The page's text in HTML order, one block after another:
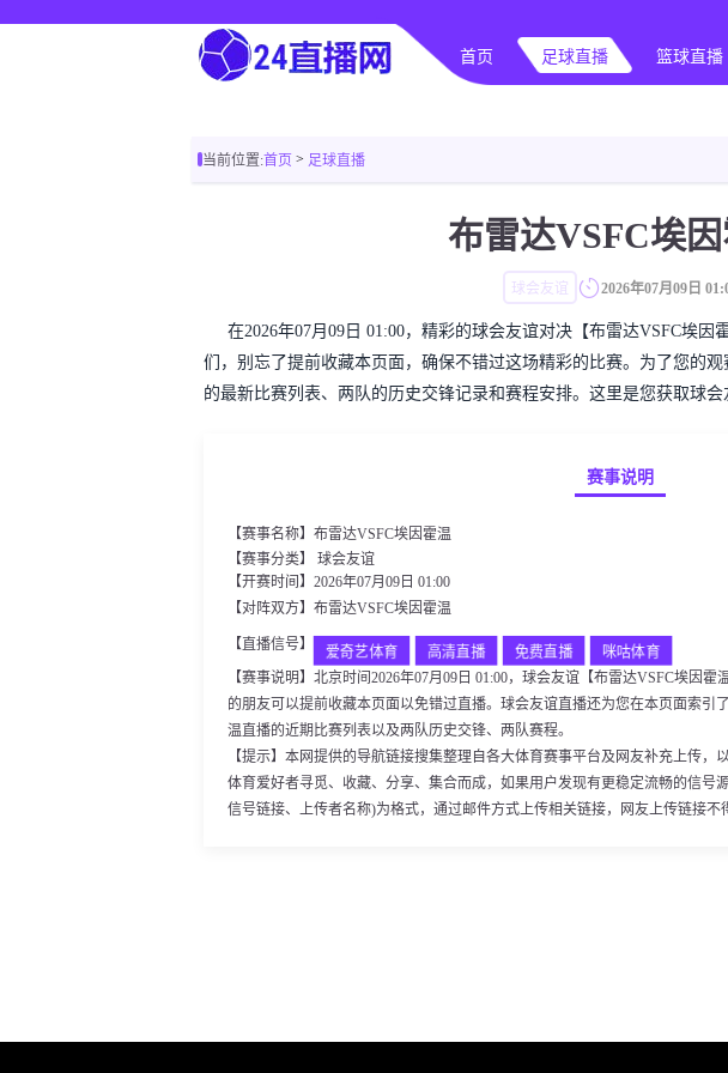
首页 足球直播 篮球直播
当前位置:首页 > 足球直播
布雷达VSFC埃
球会友谊 2026年07月09日
在2026年07月09日 01:00，精彩的球会友谊对决【布雷达VSFC埃
们，别忘了提前收藏本页面，确保不错过这场精彩的比赛。为了您的
的最新比赛列表、两队的历史交锋记录和赛程安排。这里是您获取球会
赛事说明
【赛事名称】布雷达VSFC埃因霍温
【赛事分类】 球会友谊
【开赛时间】2026年07月09日 01:00
【对阵双方】布雷达VSFC埃因霍温
【直播信号】 爱奇艺体育 高清直播 免费直播 咪咕体育
【赛事说明】北京时间2026年07月09日 01:00，球会友谊【布雷达VSFC埃因
的朋友可以提前收藏本页面以免错过直播。球会友谊直播还为您在本页面索引
温直播的近期比赛列表以及两队历史交锋、两队赛程。
【提示】本网提供的导航链接搜集整理自各大体育赛事平台及网友补充上传
体育爱好者寻觅、收藏、分享、集合而成，如果用户发现有更稳定流畅的信号
信号链接、上传者名称)为格式，通过邮件方式上传相关链接，网友上传链接不